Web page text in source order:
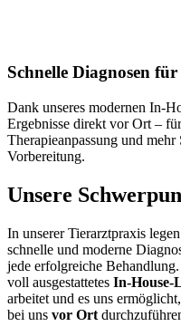
Schnelle Diagnosen
Dank unseres modernen In-
Ergebnisse direkt vor Ort –
Therapieanpassung und
Vorbereitung.
Unsere
In unserer Tierarztpraxis
schnelle und moderne
jede erfolgreiche
voll ausgestattetes In-House-
arbeitet und es uns
bei uns vor Ort